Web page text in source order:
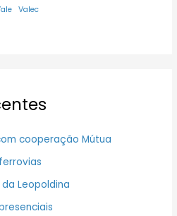
Valec
cooperação Mútua
Leopoldina